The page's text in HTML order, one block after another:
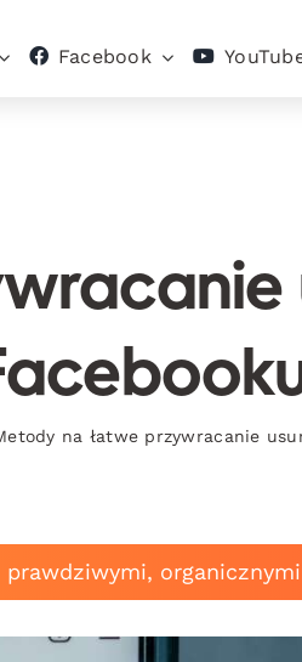
Facebook
na łatwe przywracanie